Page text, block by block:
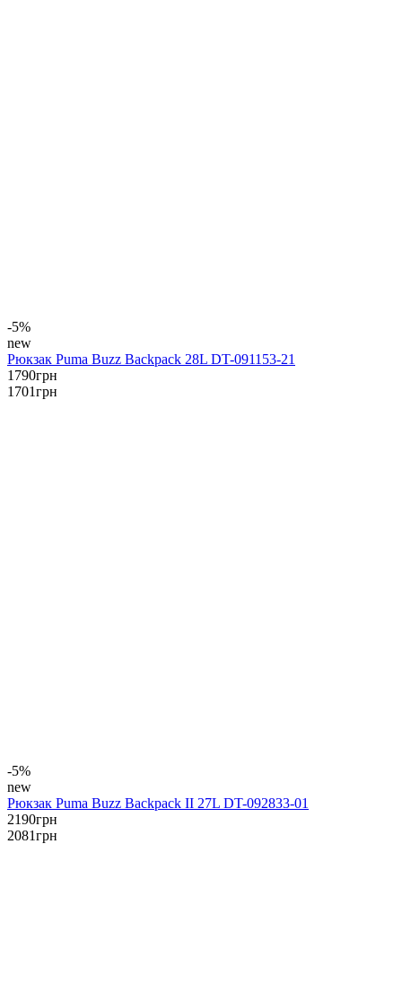
-5%
new
Рюкзак Puma Buzz Backpack 28L DT-091153-21
1790грн
1701грн
-5%
new
Рюкзак Puma Buzz Backpack II 27L DT-092833-01
2190грн
2081грн